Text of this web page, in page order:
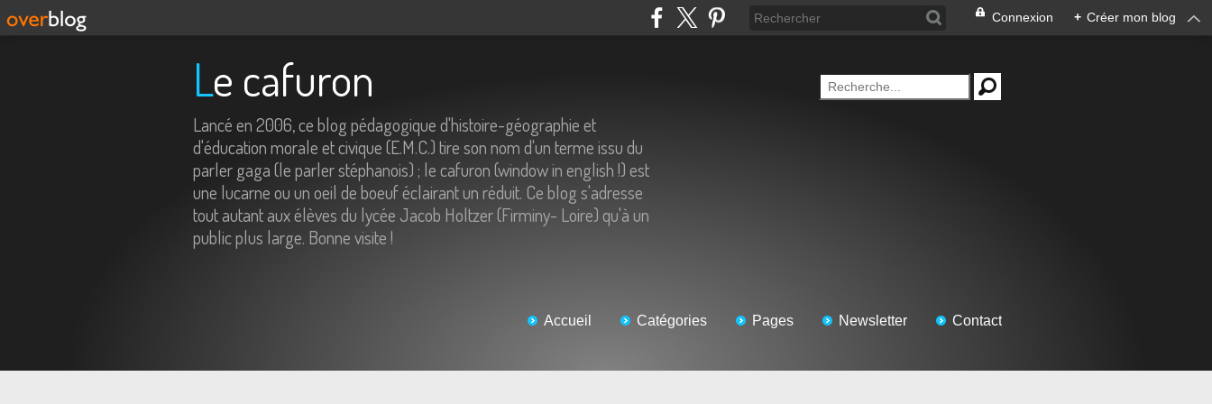
Connexion + Créer mon blog
Le cafuron
Lancé en 2006, ce blog pédagogique d'histoire-géographie et
d'éducation morale et civique (E.M.C.) tire son nom d'un terme issu du
parler gaga (le parler stéphanois) ; le cafuron (window in english !) est
une lucarne ou un oeil de boeuf éclairant un réduit. Ce blog s'adresse
tout autant aux élèves du lycée Jacob Holtzer (Firminy- Loire) qu'à un
public plus large. Bonne visite !
Accueil Catégories Pages Newsletter Contact